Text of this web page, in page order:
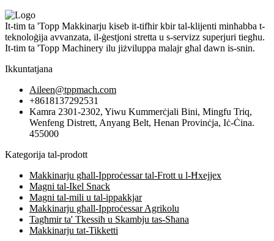
It-tim ta 'Topp Makkinarju kiseb it-tifħir kbir tal-klijenti minħabba t-
teknoloġija avvanzata, il-ġestjoni stretta u s-servizz superjuri tiegħu.
It-tim ta 'Topp Machinery ilu jiżviluppa malajr għal dawn is-snin.
Ikkuntatjana
Aileen@tppmach.com
+8618137292531
Kamra 2301-2302, Yiwu Kummerċjali Bini, Mingfu Triq,
Wenfeng Distrett, Anyang Belt, Henan Provinċja, Iċ-Ċina.
455000
Kategorija tal-prodott
Makkinarju għall-Ipproċessar tal-Frott u l-Ħxejjex
Magni tal-Ikel Snack
Magni tal-mili u tal-ippakkjar
Makkinarju għall-Ipproċessar Agrikolu
Tagħmir ta' Tkessiħ u Skambju tas-Sħana
Makkinarju tat-Tikketti